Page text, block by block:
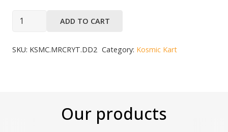
ADD TO CART
SKU: KSMC.MRCRYT.DD2 Category: Kosmic Kart
Our products